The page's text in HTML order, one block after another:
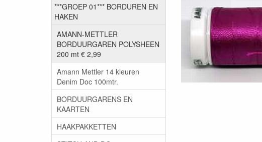
***GROEP 01*** BORDUREN EN
HAKEN
AMANN-METTLER
BORDUURGAREN POLYSHEEN
200 mt € 2,99
Amann Mettler 14 kleuren
Denim Doc 100mtr.
BORDUURGARENS EN
KAARTEN
HAAKPAKKETTEN